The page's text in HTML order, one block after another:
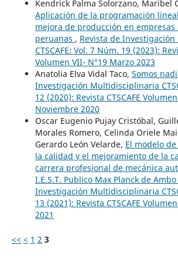
Kendrick Palma Solorzano, Maribel
Aplicación de la programación
mejora de producción en empresas
peruanas , Revista de
CTSCAFE: Vol. 7 Núm. 19 (2023):
Volumen VII- N°19 Marzo 2023
Anatolia Elva Vidal Taco, Somos
Investigación Multidisciplinaria
12 (2020): Revista CTSCAFE
Noviembre 2020
Oscar Eugenio Pujay Cristóbal,
Morales Romero, Celinda Oriele
Gerardo León Velarde, El modelo
la calidad y el mejoramiento de la
carrera profesional de mecánica
I.E.S.T. Publico Max Planck de Ambo
Investigación Multidisciplinaria
13 (2021): Revista CTSCAFE
2021
<< < 1 2 3